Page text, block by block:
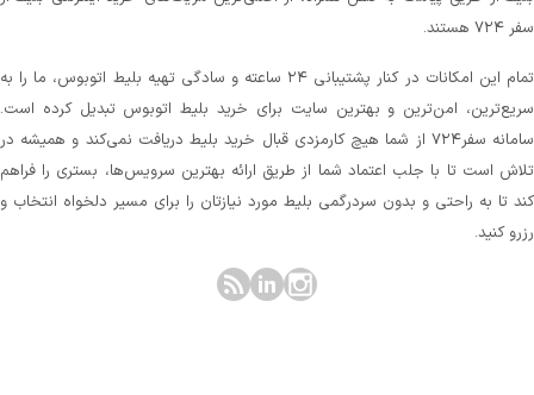
سفر ۷۲۴ هستند.
تمام این امکانات در کنار پشتیبانی‌ ۲۴ ساعته و سادگی تهیه بلیط اتوبوس، ما را به
سریع‌ترین، امن‌ترین و بهترین سایت برای خرید بلیط اتوبوس تبدیل کرده است.
سامانه سفر۷۲۴ از شما هیچ کارمزدی قبال خرید بلیط دریافت نمی‌کند و همیشه در
تلاش است تا با جلب اعتماد شما از طریق ارائه بهترین سرویس‌ها، بستری را فراهم
کند تا به راحتی و بدون سردرگمی بلیط مورد نیازتان را برای مسیر دلخواه انتخاب و
رزرو کنید.